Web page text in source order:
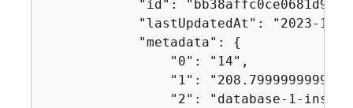
"id":
"lastUpdatedAt": "2023-11-
            "metadata":
{
                "0": "14",
"1":
"2": "database-1-